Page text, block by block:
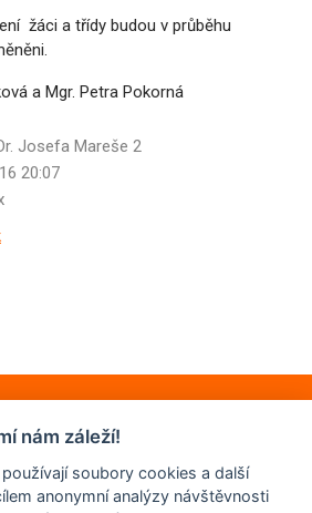
žáci a třídy budou v průběhu
a Mgr. Petra Pokorná
Josefa Mareše 2
20:07
nám záleží!
soubory cookies a další
anonymní analýzy návštěvnosti